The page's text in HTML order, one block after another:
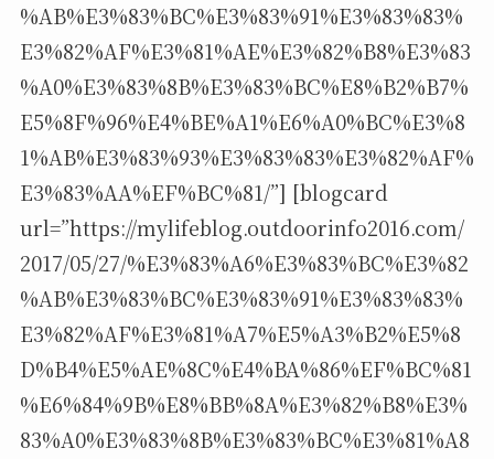
%AB%E3%83%BC%E3%83%91%E3%83%83%
E3%82%AF%E3%81%AE%E3%82%B8%E3%83
%A0%E3%83%8B%E3%83%BC%E8%B2%B7%
E5%8F%96%E4%BE%A1%E6%A0%BC%E3%8
1%AB%E3%83%93%E3%83%83%E3%82%AF%
E3%83%AA%EF%BC%81/”] [blogcard
url=”https://mylifeblog.outdoorinfo2016.com/
2017/05/27/%E3%83%A6%E3%83%BC%E3%82
%AB%E3%83%BC%E3%83%91%E3%83%83%
E3%82%AF%E3%81%A7%E5%A3%B2%E5%8
D%B4%E5%AE%8C%E4%BA%86%EF%BC%81
%E6%84%9B%E8%BB%8A%E3%82%B8%E3%
83%A0%E3%83%8B%E3%83%BC%E3%81%A8